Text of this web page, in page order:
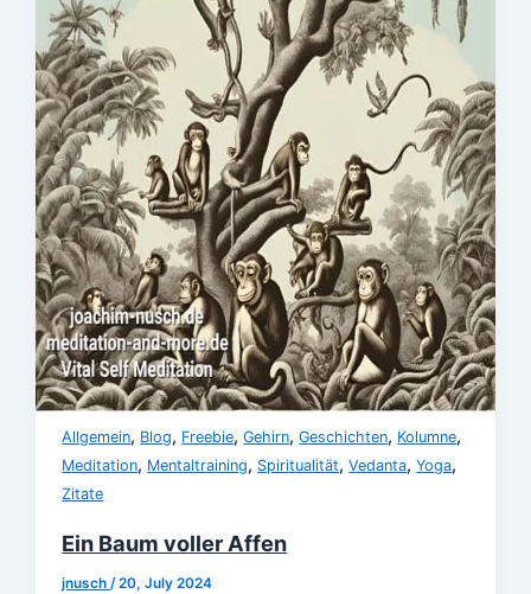
Allgemein, Blog, Freebie,Gehirn,Geschichten, Kolumne,
Meditation, Mentaltraining, Spiritualität,Vedanta,Yoga,
Zitate
Ein Baum voller Affen
jnusch/20, July 2024